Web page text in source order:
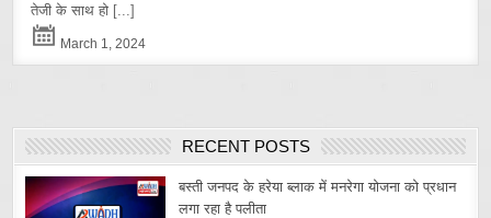
तेजी के साथ हो [...]
March 1, 2024
RECENT POSTS
बस्ती जनपद के हरेया ब्लाक में मनरेगा योजना को प्रधान
लगा रहा है पलीता